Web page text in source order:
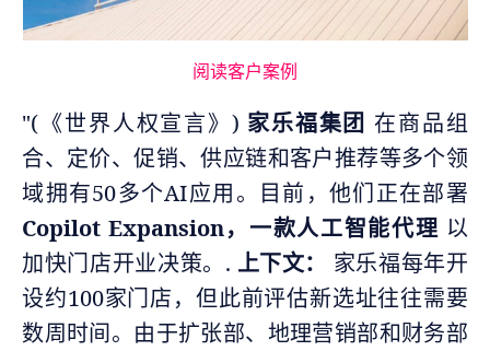
阅读客户案例
"(《世界人权宣言》) 家乐福集团 在商品组
合、定价、促销、供应链和客户推荐等多个领
域拥有50多个AI应用。目前，他们正在部署
Copilot Expansion，一款人工智能代理 以
加快门店开业决策。. 上下文：
家乐福每年开
设约100家门店，但此前评估新选址往往需要
数周时间。由于扩张部、地理营销部和财务部